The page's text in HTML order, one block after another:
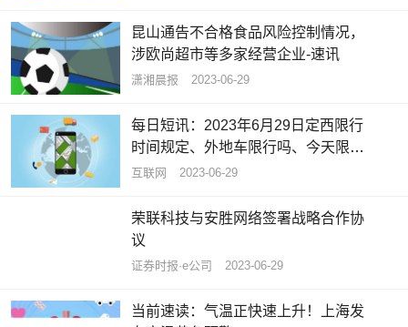
昆山通告不合格食品风险控制情况，
涉欧尚超市等多家经营企业-速讯
潇湘晨报 2023-06-29
每日短讯：2023年6月29日定西限行
时间规定、外地车限行吗、今天限行
尾号限行限号最新规定时间查询
互联网 2023-06-29
荣联科技与安胜网络签署战略合作协
议
证券时报·e公司 2023-06-29
当前速读：气温正快速上升！上海发